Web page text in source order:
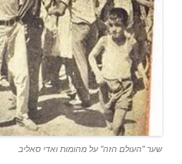
שער "העולם הזה" על מהומות ואדי סאליב